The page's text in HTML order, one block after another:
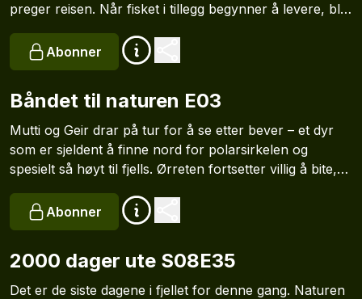
preger reisen. Når fisket i tillegg begynner å levere, blir
Abonner
Båndet til naturen E03
Mutti og Geir drar på tur for å se etter bever – et dyr
som er sjeldent å finne nord for polarsirkelen og
spesielt så høyt til fjells. Ørreten fortsetter villig å bite,
Vannet er kaldt, men etter mange dager ute er det
nødvendig med et ordentlig bad.
Abonner
2000 dager ute S08E35
Det er de siste dagene i fjellet for denne gang. Naturen